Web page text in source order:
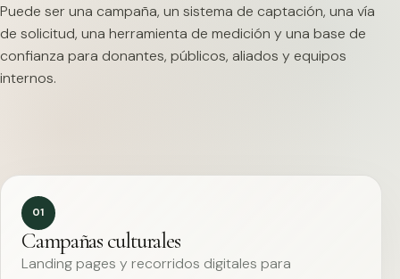
Puede ser una campaña, un sistema de captación, una vía
de solicitud, una herramienta de medición y una base de
confianza para donantes, públicos, aliados y equipos
internos.
01
Campañas culturales
Landing pages y recorridos digitales para